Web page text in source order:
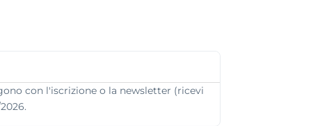
con l'iscrizione o la newsletter (ricevi